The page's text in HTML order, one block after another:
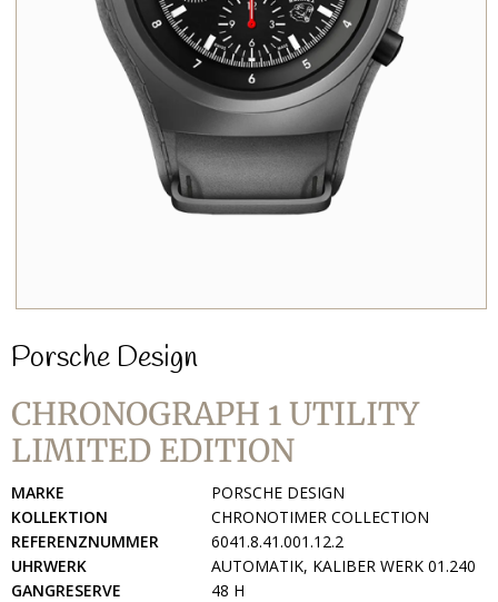
Porsche Design
CHRONOGRAPH 1 UTILITY
LIMITED EDITION
MARKE
PORSCHE DESIGN
KOLLEKTION
CHRONOTIMER COLLECTION
REFERENZNUMMER
6041.8.41.001.12.2
UHRWERK
AUTOMATIK, KALIBER WERK 01.240
GANGRESERVE
48 H